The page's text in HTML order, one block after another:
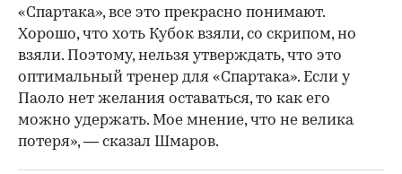
«Спартака», все это прекрасно понимают.
Хорошо, что хоть Кубок взяли, со скрипом, но
взяли. Поэтому, нельзя утверждать, что это
оптимальный тренер для «Спартака». Если у
Паоло нет желания оставаться, то как его
можно удержать. Мое мнение, что не велика
потеря», — сказал Шмаров.